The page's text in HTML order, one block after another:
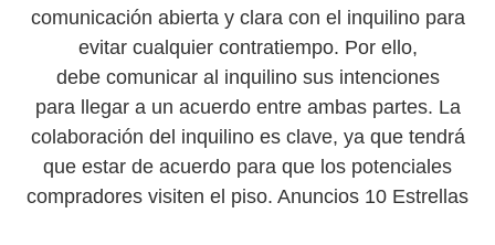
comunicación abierta y clara con el inquilino para
evitar cualquier contratiempo. Por ello,
debe comunicar al inquilino sus intenciones
para llegar a un acuerdo entre ambas partes. La
colaboración del inquilino es clave, ya que tendrá
que estar de acuerdo para que los potenciales
compradores visiten el piso. Anuncios 10 Estrellas